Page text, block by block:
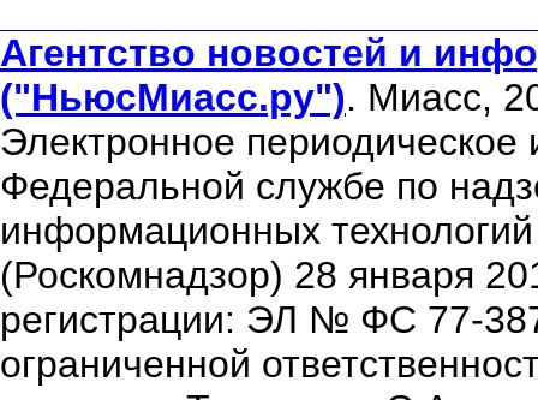
Агентство новостей и
("НьюсМиасс.ру"). Миасс,
Электронное периодическое
Федеральной службе по
информационных
(Роскомнадзор) 28 января
регистрации: ЭЛ № ФС 77-
ограниченной